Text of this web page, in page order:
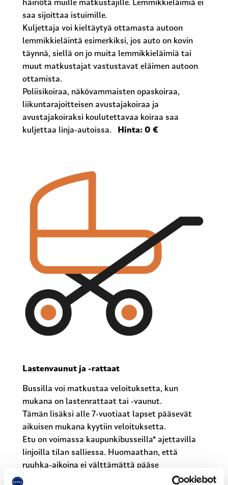
häiriötä muille matkustajille. Lemmikkieläimiä ei
saa sijoittaa istuimille.
Kuljettaja voi kieltäytyä ottamasta autoon
lemmikkieläintä esimerkiksi, jos auto on kovin
täynnä, siellä on jo muita lemmikkieläimiä tai
muut matkustajat vastustavat eläimen autoon
ottamista.
Poliisikoiraa, näkövammaisten opaskoiraa,
liikuntarajoitteisen avustajakoiraa ja
avustajakoiraksi koulutettavaa koiraa saa
kuljettaa linja-autoissa. Hinta: 0 €
Lastenvaunut ja -rattaat
Bussilla voi matkustaa veloituksetta, kun
mukana on lastenrattaat tai -vaunut.
Tämän lisäksi alle 7-vuotiaat lapset pääsevät
aikuisen mukana kyytiin veloituksetta.
Etu on voimassa kaupunkibusseilla* ajettavilla
linjoilla tilan salliessa. Huomaathan, että
ruuhka-aikoina ei välttämättä pääse
ensimmäiseen bussiin.